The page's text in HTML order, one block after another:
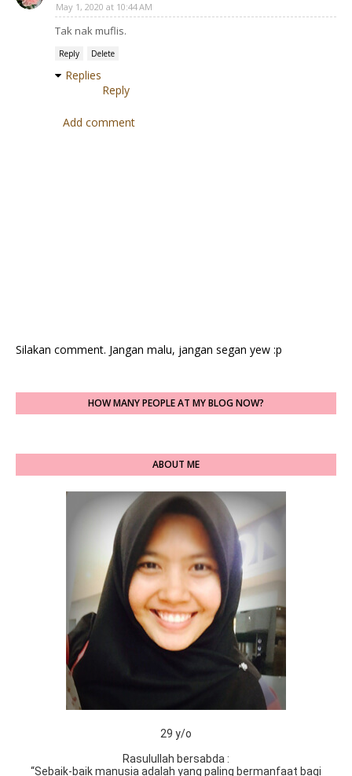
May 1, 2020 at 10:44 AM
Tak nak muflis.
Reply Delete
Replies
Reply
Add comment
Silakan comment. Jangan malu, jangan segan yew :p
HOW MANY PEOPLE AT MY BLOG NOW?
ABOUT ME
29 y/o
Rasulullah bersabda :
“Sebaik-baik manusia adalah yang paling bermanfaat bagi